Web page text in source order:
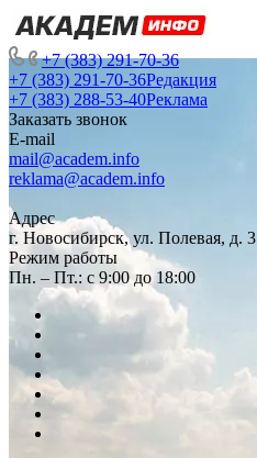
+7 (383) 291-70-36
+7 (383) 291-70-36Редакция
+7 (383) 288-53-40Реклама
Заказать звонок
E-mail
mail@academ.info
reklama@academ.info
Адрес
г. Новосибирск, ул. Полевая, д. 3
Режим работы
Пн. – Пт.: с 9:00 до 18:00